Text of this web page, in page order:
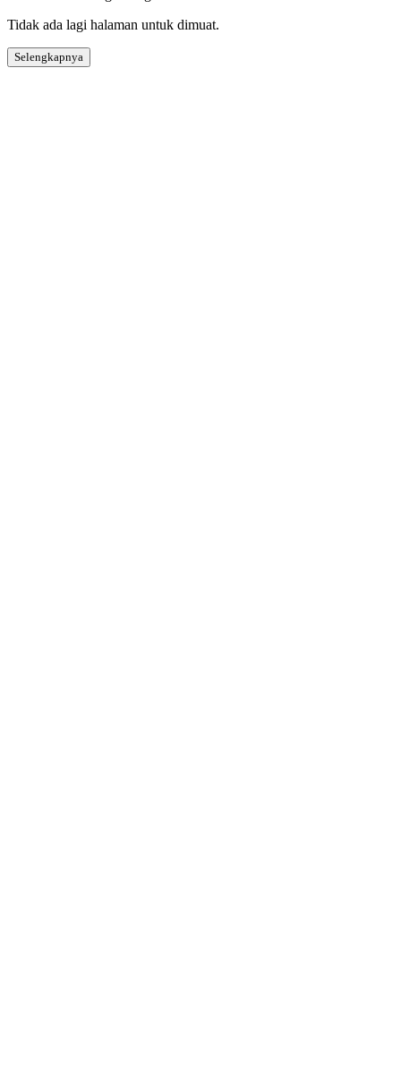
Tidak ada lagi halaman untuk dimuat.
Selengkapnya